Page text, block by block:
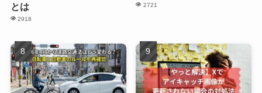
とは
2918
2721